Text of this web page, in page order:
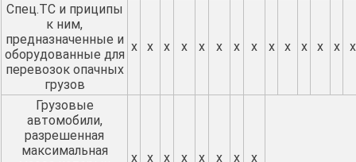
Спец.ТС и приципы
к ним,
предназначенные и
оборудованные для
перевозок опачных
грузов
х х х х х х х х х х х х х х
Грузовые
автомобили,
разрешенная
максимальная
х х х х х х х х